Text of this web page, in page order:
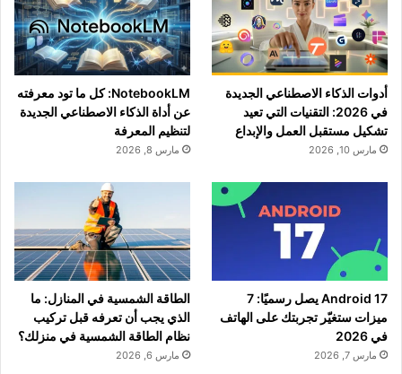
أدوات الذكاء الاصطناعي الجديدة
في 2026: التقنيات التي تعيد
تشكيل مستقبل العمل والإبداع
مارس 10, 2026
NotebookLM: كل ما تود معرفته
عن أداة الذكاء الاصطناعي الجديدة
لتنظيم المعرفة
مارس 8, 2026
Android 17 يصل رسميًا: 7
ميزات ستغيّر تجربتك على الهاتف
في 2026
مارس 7, 2026
الطاقة الشمسية في المنازل: ما
الذي يجب أن تعرفه قبل تركيب
نظام الطاقة الشمسية في منزلك؟
مارس 6, 2026